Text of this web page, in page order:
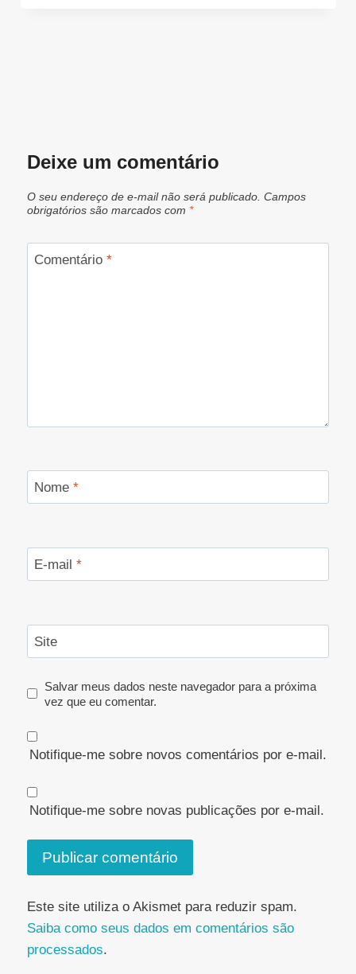
Deixe um comentário
O seu endereço de e-mail não será publicado. Campos
obrigatórios são marcados com *
Comentário *
Nome *
E-mail *
Site
Salvar meus dados neste navegador para a próxima
vez que eu comentar.
Notifique-me sobre novos comentários por e-mail.
Notifique-me sobre novas publicações por e-mail.
Este site utiliza o Akismet para reduzir spam.
Saiba como seus dados em comentários são
processados.